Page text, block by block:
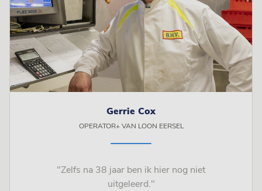
Gerrie Cox
OPERATOR+ VAN LOON EERSEL
"Zelfs na 38 jaar ben ik hier nog niet
uitgeleerd."